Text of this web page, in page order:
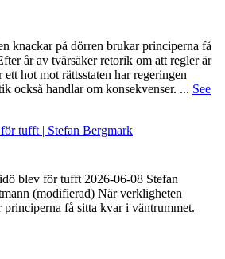
knackar på dörren brukar principerna få
år av tvärsäker retorik om att regler är
hot mot rättsstaten har regeringen
också handlar om konsekvenser. ... See
tufft | Stefan Bergmark
blev för tufft 2026-06-08 Stefan
(modifierad) När verkligheten
få sitta kvar i väntrummet.